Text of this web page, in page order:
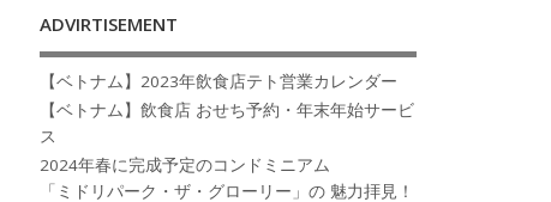
ADVIRTISEMENT
【ベトナム】2023年飲食店テト営業カレンダー
【ベトナム】飲食店 おせち予約・年末年始サービ
ス
2024年春に完成予定のコンドミニアム
「ミドリパーク・ザ・グローリー」の 魅力拝見！